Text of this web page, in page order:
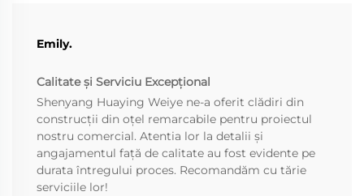
Emily.
Calitate și Serviciu Excepțional
Shenyang Huaying Weiye ne-a oferit clădiri din
construcții din oțel remarcabile pentru proiectul
nostru comercial. Atentia lor la detalii și
angajamentul față de calitate au fost evidente pe
durata întregului proces. Recomandăm cu tărie
serviciile lor!